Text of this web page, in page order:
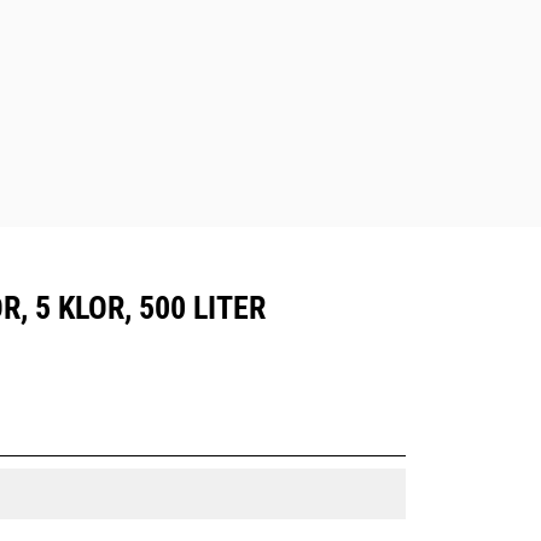
5 KLOR, 500 LITER